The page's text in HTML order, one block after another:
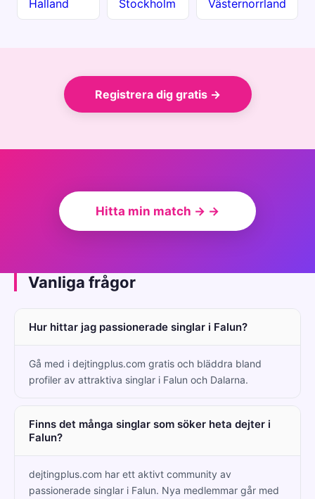
Halland Stockholm Västernorrland
Registrera dig gratis →
Hitta min match → →
Vanliga frågor
Hur hittar jag passionerade singlar i Falun?
Gå med i dejtingplus.com gratis och bläddra bland
profiler av attraktiva singlar i Falun och Dalarna.
Finns det många singlar som söker heta dejter i
Falun?
dejtingplus.com har ett aktivt community av
passionerade singlar i Falun. Nya medlemmar går med